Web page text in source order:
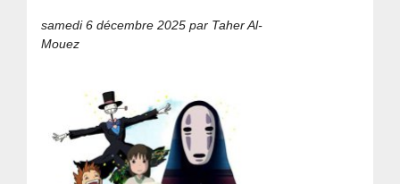
samedi 6 décembre 2025 par Taher Al-
Mouez